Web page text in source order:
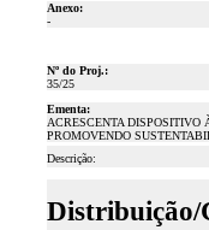
Anexo:
-
Nº do Proj.:
35/25
Ementa:
ACRESCENTA
PROMOVENDO
Descrição:
Distribuição/